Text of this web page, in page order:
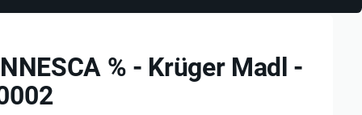
% - Krüger Madl -